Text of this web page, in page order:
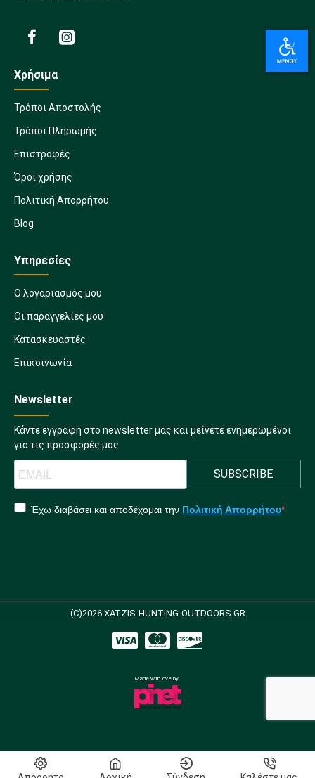
Χρήσιμα
Τρόποι Αποστολής
Τρόποι Πληρωμής
Επιστροφές
Όροι χρήσης
Πολιτική Απορρήτου
Blog
Υπηρεσίες
Ο λογαριασμός μου
Οι παραγγελίες μου
Κατασκευαστές
Επικοινωνία
Newsletter
Κάντε εγγραφή στο newsletter μας και μείνετε ενημερωμένοι
για τις προσφορές μας
SUBSCRIBE
Έχω διαβάσει και αποδέχομαι την Πολιτική Απορρήτου
(C)2026 XATZIS-HUNTING-OUTDOORS.GR
Made with love by